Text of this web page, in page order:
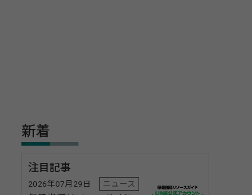
新着
注目記事
2026年07月29日 ニュース